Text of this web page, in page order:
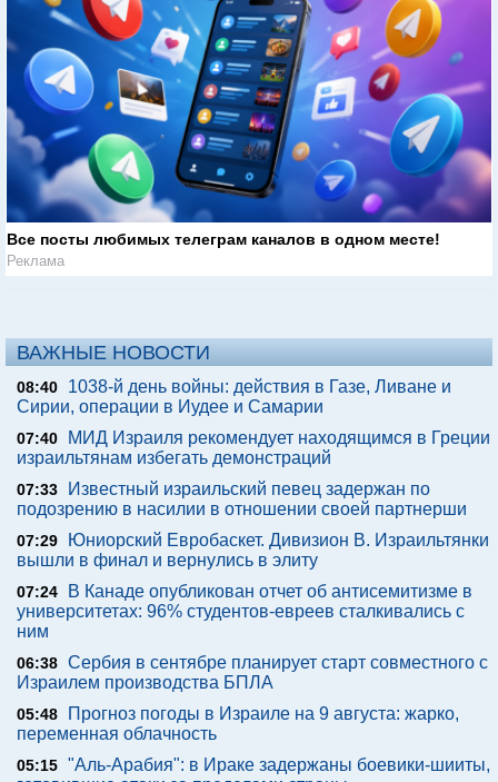
Все посты любимых телеграм каналов в одном месте!
Реклама
ВАЖНЫЕ НОВОСТИ
08:40
1038-й день войны: действия в Газе, Ливане и
Сирии, операции в Иудее и Самарии
07:40
МИД Израиля рекомендует находящимся в Греции
израильтянам избегать демонстраций
07:33
Известный израильский певец задержан по
подозрению в насилии в отношении своей партнерши
07:29
Юниорский Евробаскет. Дивизион В. Израильтянки
вышли в финал и вернулись в элиту
07:24
В Канаде опубликован отчет об антисемитизме в
университетах: 96% студентов-евреев сталкивались с
ним
06:38 Сербия в сентябре планирует старт совместного с
Израилем производства БПЛА
05:48
Прогноз погоды в Израиле на 9 августа: жарко,
переменная облачность
05:15 "Аль-Арабия": в Ираке задержаны боевики-шииты,